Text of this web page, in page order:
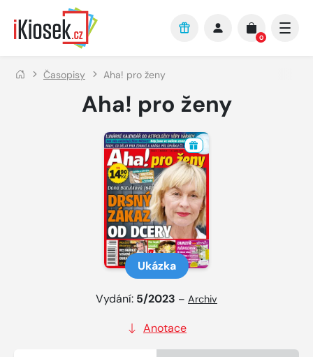
Přejít na hlavní obsah
0
Časopisy Aha! pro ženy
Aha! pro ženy
Ukázka
Vydání: 5/2023 – Archiv
Anotace